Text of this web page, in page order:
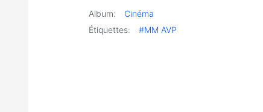
Album:
Cinéma
Étiquettes:
#MM AVP